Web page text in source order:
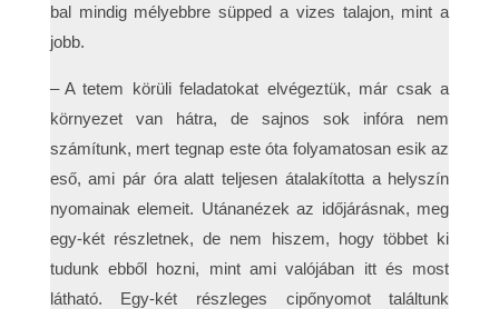
bal mindig mélyebbre süpped a vizes talajon, mint a
jobb.
– A tetem körüli feladatokat elvégeztük, már csak a
környezet van hátra, de sajnos sok infóra nem
számítunk, mert tegnap este óta folyamatosan esik az
eső, ami pár óra alatt teljesen átalakította a helyszín
nyomainak elemeit. Utánanézek az időjárásnak, meg
egy-két részletnek, de nem hiszem, hogy többet ki
tudunk ebből hozni, mint ami valójában itt és most
látható. Egy-két részleges cipőnyomot találtunk